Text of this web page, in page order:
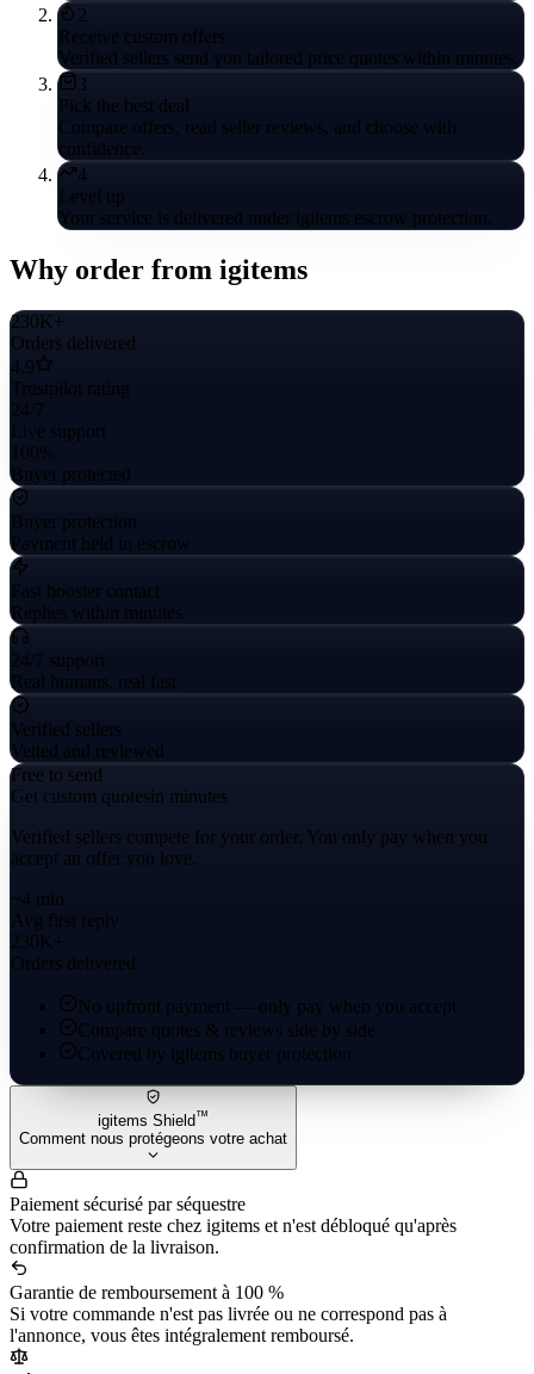
2
Receive custom offers
Verified sellers send you tailored price quotes within minutes.
3
Pick the best deal
Compare offers, read seller reviews, and choose with
confidence.
4
Level up
Your service is delivered under igitems escrow protection.
Why order from igitems
230K+
Orders delivered
4.9
Trustpilot rating
24/7
Live support
100%
Buyer protected
Buyer protection
Payment held in escrow
Fast booster contact
Replies within minutes
24/7 support
Real humans, real fast
Verified sellers
Vetted and reviewed
Free to send
Get custom quotesin minutes
Verified sellers compete for your order. You only pay when you
accept an offer you love.
~4 min
Avg first reply
230K+
Orders delivered
No upfront payment — only pay when you accept
Compare quotes & reviews side by side
Covered by igitems buyer protection
igitems Shield™
Comment nous protégeons votre achat
Paiement sécurisé par séquestre
Votre paiement reste chez igitems et n'est débloqué qu'après
confirmation de la livraison.
Garantie de remboursement à 100 %
Si votre commande n'est pas livrée ou ne correspond pas à
l'annonce, vous êtes intégralement remboursé.